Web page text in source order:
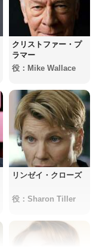
クリストファー・プ
ラマー
役：Mike Wallace
リンゼイ・クローズ
役：Sharon Tiller